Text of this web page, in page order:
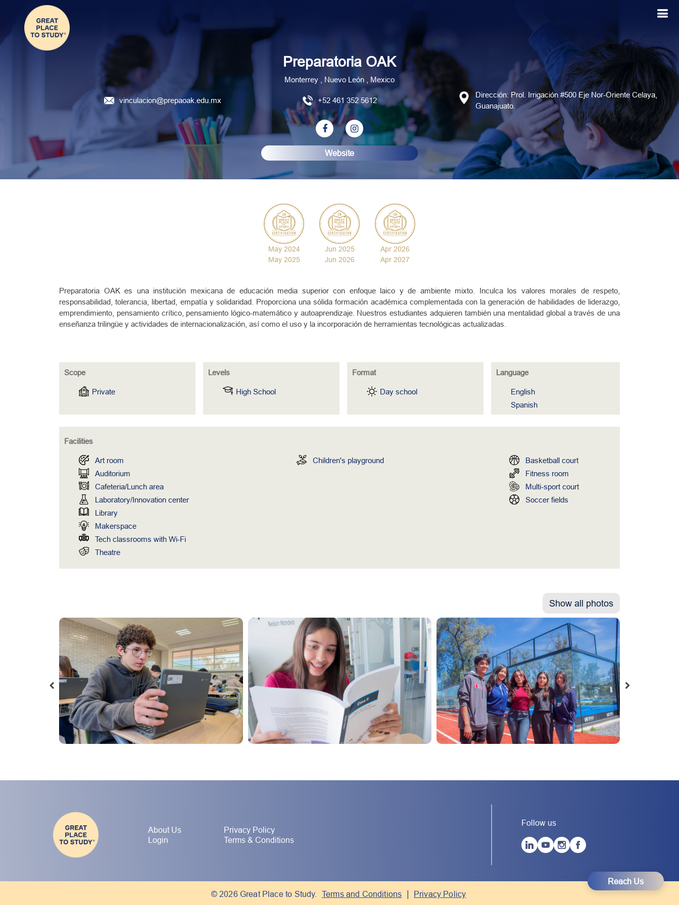
Preparatoria OAK Preparatoria OAK
Monterrey , Nuevo León , Mexico
vinculacion@prepaoak.edu.mx +52 461 352 5612
Dirección: Prol. Irrigación #500 Eje Nor-Oriente Celaya,
Guanajuato.
Website
May 2024
May 2025
Jun 2025
Jun 2026
Apr 2026
Apr 2027
Preparatoria OAK es una institución mexicana de educación media superior con enfoque laico y de ambiente mixto. Inculca los valores morales de respeto,
responsabilidad, tolerancia, libertad, empatía y solidaridad. Proporciona una sólida formación académica complementada con la generación de habilidades de liderazgo,
emprendimiento, pensamiento crítico, pensamiento lógico-matemático y autoaprendizaje. Nuestros estudiantes adquieren también una mentalidad global a través de una
enseñanza trilingüe y actividades de internacionalización, así como el uso y la incorporación de herramientas tecnológicas actualizadas.
Scope
Private
Levels
High School
Format
Day school
Language
English
Spanish
Facilities
Art room
Auditorium
Cafeteria/Lunch area
Laboratory/Innovation center
Library
Makerspace
Tech classrooms with Wi-Fi
Theatre
Children's playground
Basketball court
Fitness room
Multi-sport court
Soccer fields
Show all photos
About Us
Login
Privacy Policy
Terms & Conditions
Follow us
© 2026 Great Place to Study. Terms and Conditions | Privacy Policy
Reach Us